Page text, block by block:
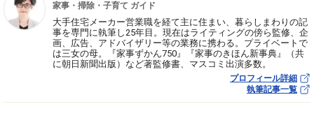
家事・掃除・子育て ガイド
大手住宅メーカー営業職を経て主に住まい、暮らしまわりの記
事を専門に執筆し25年目。現在はライティングの傍ら監修、企
画、広告、アドバイザリー等の業務に携わる。プライベートで
は三女の母。『家事ずかん750』『家事のきほん新事典』（共
に朝日新聞出版）など著監修書、マスコミ出演多数。
プロフィール詳細
執筆記事一覧